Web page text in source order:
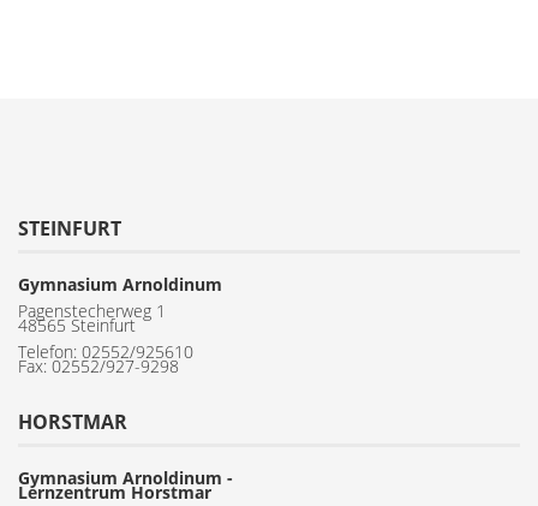
STEINFURT
Gymnasium Arnoldinum
Pagenstecherweg 1
48565 Steinfurt
Telefon: 02552/925610
Fax: 02552/927-9298
HORSTMAR
Gymnasium Arnoldinum -
Lernzentrum Horstmar